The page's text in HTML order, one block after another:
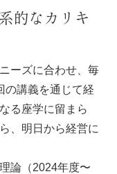
的なカリキ
ーズに合わせ、毎
の講義を通じて経
る座学に留まら
、明日から経営に
論（2024年度〜